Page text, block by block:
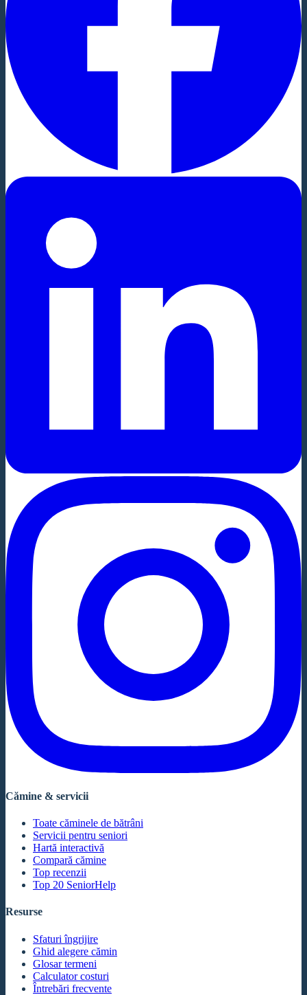
Cămine & servicii
Toate căminele de bătrâni
Servicii pentru seniori
Hartă interactivă
Compară cămine
Top recenzii
Top 20 SeniorHelp
Resurse
Sfaturi îngrijire
Ghid alegere cămin
Glosar termeni
Calculator costuri
Întrebări frecvente